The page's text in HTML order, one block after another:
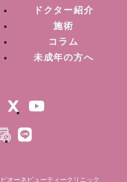
ドクター紹介
施術
コラム
未成年の方へ
オーネビューティークリニック